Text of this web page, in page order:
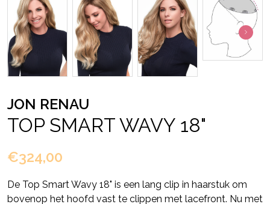
JON RENAU
TOP SMART WAVY 18"
€324,00
De Top Smart Wavy 18" is een lang clip in haarstuk om
bovenop het hoofd vast te clippen met lacefront. Nu met